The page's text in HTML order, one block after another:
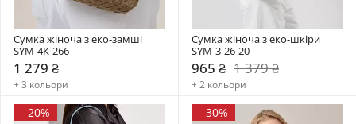
Сумка жіноча з еко-замші
SYM-4К-266
1 279 ₴
+ 3 кольори
Сумка жіноча з еко-шкіри
SYM-3-26-20
965 ₴ 1 379 ₴
+ 2 кольори
- 20% - 30%